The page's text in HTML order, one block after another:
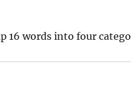
16 words into four